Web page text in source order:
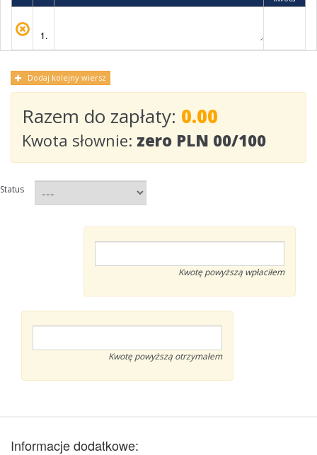
1.
Dodaj kolejny wiersz
Razem do zapłaty: 0.00
Kwota słownie: zero PLN 00/100
Status
Kwotę powyższą wpłaciłem
Kwotę powyższą otrzymałem
Informacje dodatkowe: